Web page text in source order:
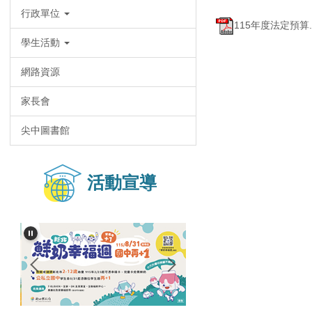
行政單位
學生活動
網路資源
家長會
尖中圖書館
活動宣導
115年度法定預算